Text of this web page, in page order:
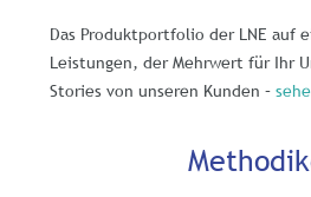
Das Produktportfolio der LNE auf
Leistungen, der Mehrwert für Ihr
Stories von unseren Kunden –